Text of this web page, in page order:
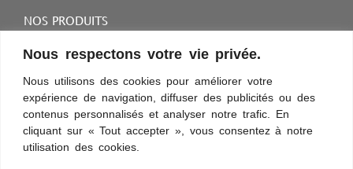
Nous respectons votre vie privée.
Nous utilisons des cookies pour améliorer votre
expérience de navigation, diffuser des publicités ou des
contenus personnalisés et analyser notre trafic. En
cliquant sur « Tout accepter », vous consentez à notre
utilisation des cookies.
NOS PRODUITS
Inscriptions et fixations
Protection au travail
Sélection des appareils sanitaires
Conditions d’utilisation